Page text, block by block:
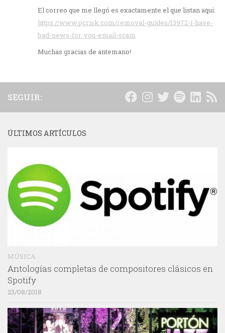
El correo que me llegó es exactamente el que listan aqui:
https://www.pcrisk.com/removal-guides/13972-i-have-
bad-news-for-you-email-scam
Muchas gracias de antemano!
SEGUIR:
ÚLTIMOS ARTÍCULOS
MÚSICA
Antologías completas de compositores clásicos en
Spotify
23/08/2018